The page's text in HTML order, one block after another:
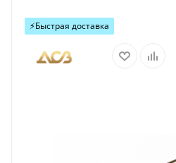
⚡️Быстрая доставка